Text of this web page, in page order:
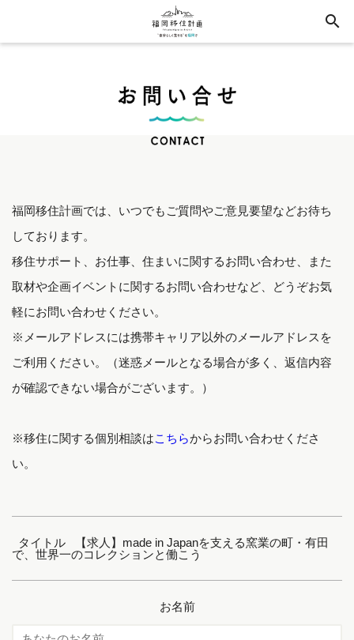
search
福岡移住計画では、いつでもご質問やご意見要望などお待ち
しております。
移住サポート、お仕事、住まいに関するお問い合わせ、また
取材や企画イベントに関するお問い合わせなど、どうぞお気
軽にお問い合わせください。
※メールアドレスには携帯キャリア以外のメールアドレスを
ご利用ください。（迷惑メールとなる場合が多く、返信内容
が確認できない場合がございます。）
※移住に関する個別相談はこちらからお問い合わせくださ
い。
タイトル 【求人】made in Japanを支える窯業の町・有田
で、世界一のコレクションと働こう
お名前